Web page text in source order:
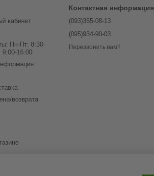
кабинет
Пн-Пт: 8:30-
16:00
возврата
Контактная информация
(093)355-08-13
(095)934-90-03
Перезвонить вам?